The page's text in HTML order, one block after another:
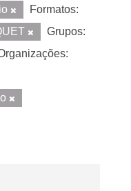
Formatos:
Grupos: